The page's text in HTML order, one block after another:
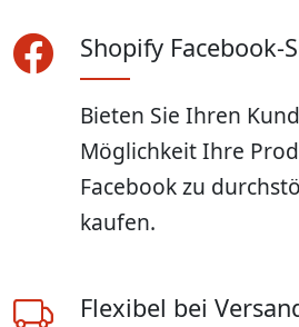
Shopify Facebook-
Bieten Sie Ihren
Möglichkeit Ihre
Facebook zu
kaufen.
Flexibel bei